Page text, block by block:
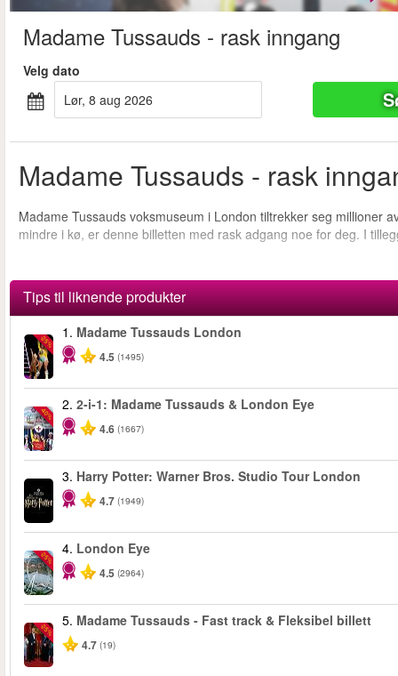
Madame Tussauds - rask inngang
Velg dato
lør, 8 aug 2026
Madame Tussauds - rask
Madame Tussauds voksmuseum i London tiltrekker seg millioner
mindre i kø, er denne billetten med rask adgang noe for deg. I
Tips til liknende produkter
-25%
1. Madame Tussauds London
4.5 (1495)
-40%
2. 2-i-1: Madame Tussauds & London Eye
4.6 (1667)
3. Harry Potter: Warner Bros. Studio Tour London
4.7 (1949)
-25%
4. London Eye
4.5 (2964)
-25%
5. Madame Tussauds - Fast track & Fleksibel billett
4.7 (19)